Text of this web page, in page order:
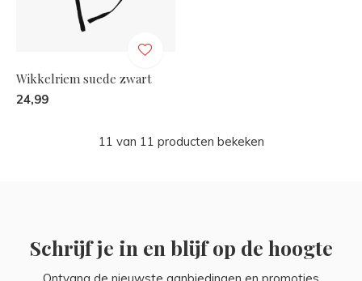
Wikkelriem suede zwart
24,99
11 van 11 producten bekeken
Schrijf je in en blijf op de hoogte